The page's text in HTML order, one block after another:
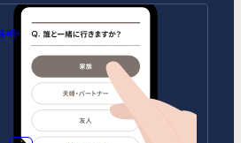
京浅草
MIMARU東京 池袋
東京日本橋
MIMARU東京 錦糸町
EAST
MIMARU東京 赤坂
稲荷町
MIMARU東京 上野NORTH
MIMARU東京 上野御徒町
都
MIMARU京都 河原町五条
MIMARU京都 新町三条
旧
院高辻)
MIMARU京都 二条城
都四条
STATION
年10月1日開
MIMARU大阪 心斎橋CENTRAL
(將於2026年9月1日開幕)
NORTH
MIMARU大阪 心斎橋EAST
MIMARU大阪 心斎橋WEST
NORTH
。